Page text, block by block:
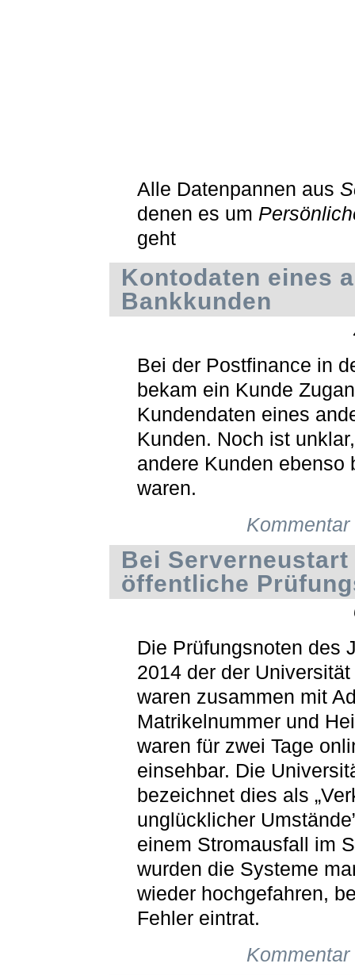
Alle Datenpannen aus
denen es um
geht
Kontodaten eines
Bankkunden
Bei der Postfinance in
bekam ein Kunde
Kundendaten eines
Kunden. Noch ist
andere Kunden ebenso
waren.
Bei Serverneustart
öffentliche
Die Prüfungsnoten des
2014 der der Universität
waren zusammen mit
Matrikelnummer und
waren für zwei Tage
einsehbar. Die
bezeichnet dies als
unglücklicher
einem Stromausfall im
wurden die Systeme
wieder hochgefahren,
Fehler eintrat.